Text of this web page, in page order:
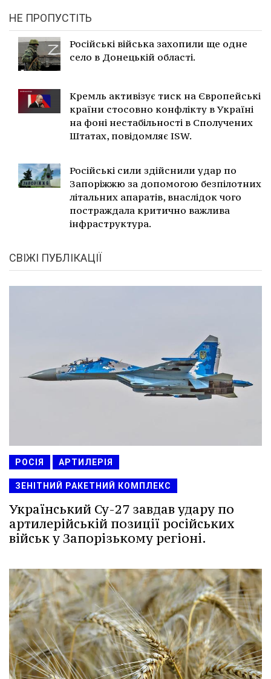
НЕ ПРОПУСТІТЬ
Російські війська захопили ще одне
село в Донецькій області.
Кремль активізує тиск на Європейські
країни стосовно конфлікту в Україні
на фоні нестабільності в Сполучених
Штатах, повідомляє ISW.
Російські сили здійснили удар по
Запоріжжю за допомогою безпілотних
літальних апаратів, внаслідок чого
постраждала критично важлива
інфраструктура.
СВІЖІ ПУБЛІКАЦІЇ
РОСІЯ АРТИЛЕРІЯ
ЗЕНІТНИЙ РАКЕТНИЙ КОМПЛЕКС
Український Су-27 завдав удару по
артилерійській позиції російських
військ у Запорізькому регіоні.